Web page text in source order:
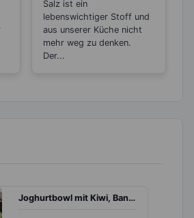
Salz ist ein
lebenswichtiger Stoff und
aus unserer Küche nicht
mehr weg zu denken.
Der...
Joghurtbowl mit Kiwi, Banane und Haselnüssen